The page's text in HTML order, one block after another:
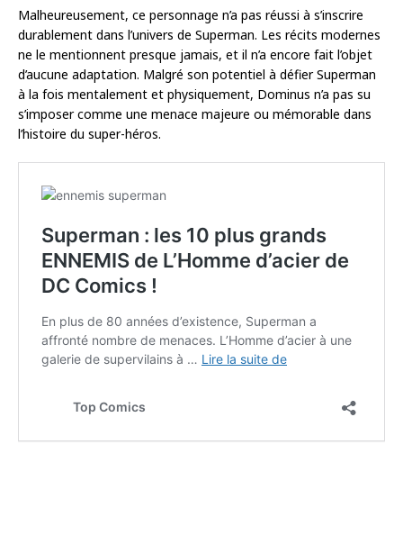
Malheureusement, ce personnage n’a pas réussi à s’inscrire
durablement dans l’univers de Superman. Les récits modernes
ne le mentionnent presque jamais, et il n’a encore fait l’objet
d’aucune adaptation. Malgré son potentiel à défier Superman
à la fois mentalement et physiquement, Dominus n’a pas su
s’imposer comme une menace majeure ou mémorable dans
l’histoire du super-héros.